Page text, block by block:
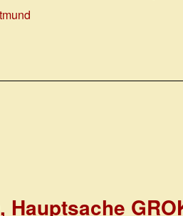
Hauptsache